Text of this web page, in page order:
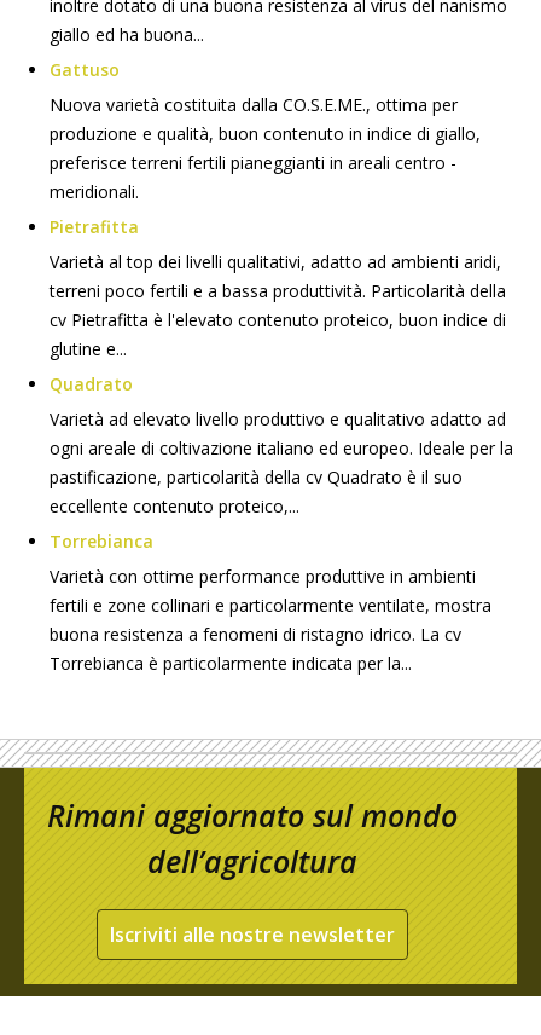
inoltre dotato di una buona resistenza al virus del nanismo
giallo ed ha buona...
Gattuso
Nuova varietà costituita dalla CO.S.E.ME., ottima per
produzione e qualità, buon contenuto in indice di giallo,
preferisce terreni fertili pianeggianti in areali centro -
meridionali.
Pietrafitta
Varietà al top dei livelli qualitativi, adatto ad ambienti aridi,
terreni poco fertili e a bassa produttività. Particolarità della
cv Pietrafitta è l'elevato contenuto proteico, buon indice di
glutine e...
Quadrato
Varietà ad elevato livello produttivo e qualitativo adatto ad
ogni areale di coltivazione italiano ed europeo. Ideale per la
pastificazione, particolarità della cv Quadrato è il suo
eccellente contenuto proteico,...
Torrebianca
Varietà con ottime performance produttive in ambienti
fertili e zone collinari e particolarmente ventilate, mostra
buona resistenza a fenomeni di ristagno idrico. La cv
Torrebianca è particolarmente indicata per la...
Rimani aggiornato sul mondo
dell’agricoltura
Iscriviti alle nostre newsletter